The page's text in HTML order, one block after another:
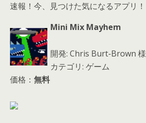
速報！今、見つけた気になるアプリ！
Mini Mix Mayhem
開発: Chris Burt-Brown 様
カテゴリ: ゲーム
価格： 無料